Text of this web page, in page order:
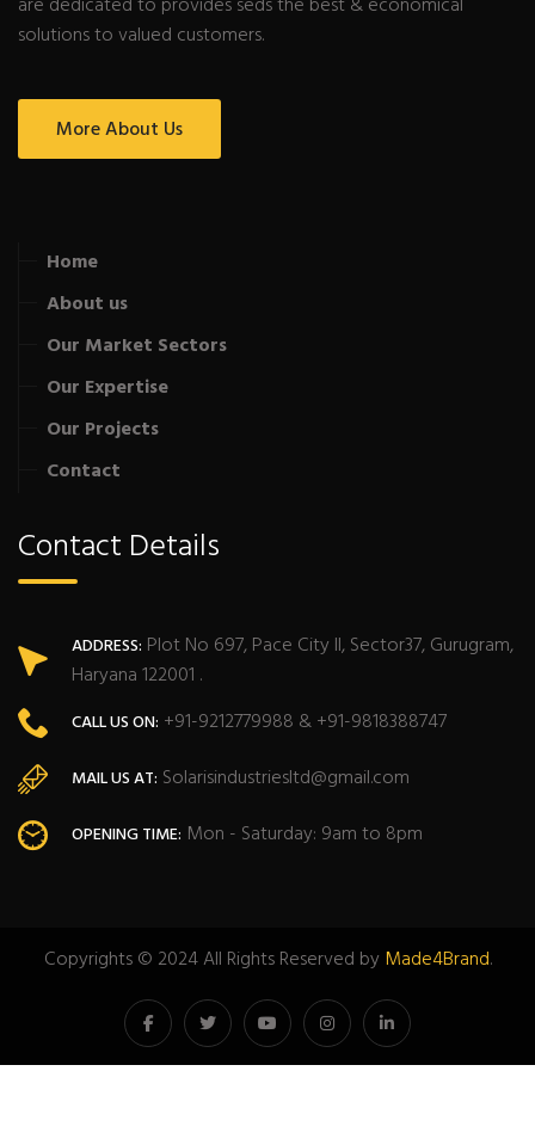
solutions to valued customers.
More About Us
Home
About us
Our Market Sectors
Our Expertise
Our Projects
Contact
Contact Details
ADDRESS: Plot No 697, Pace City II, Sector37, Gurugram,
Haryana 122001 .
CALL US ON: +91-9212779988 & +91-9818388747
MAIL US AT: Solarisindustriesltd@gmail.com
OPENING TIME: Mon - Saturday: 9am to 8pm
Copyrights © 2024 All Rights Reserved byMade4Brand.